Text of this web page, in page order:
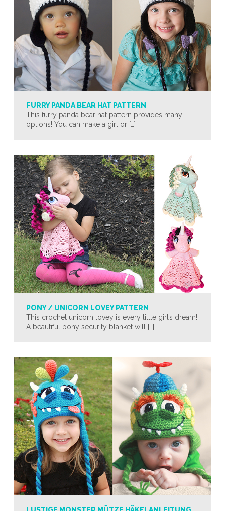
FURRY PANDA BEAR HAT PATTERN
This furry panda bear hat pattern provides many
options! You can make a girl or […]
PONY / UNICORN LOVEY PATTERN
This crochet unicorn lovey is every little girl’s dream!
A beautiful pony security blanket will […]